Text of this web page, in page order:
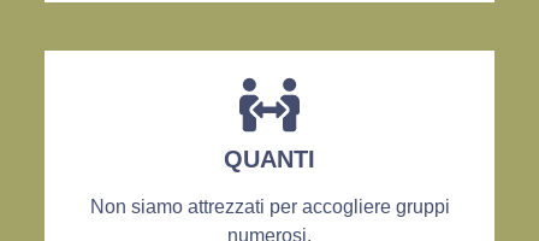
QUANTI
Non siamo attrezzati per accogliere gruppi
numerosi.